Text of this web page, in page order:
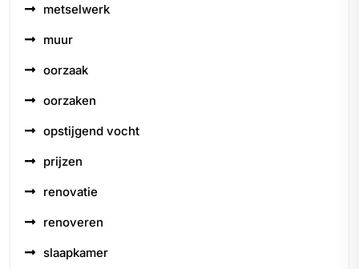
metselwerk
muur
oorzaak
oorzaken
opstijgend vocht
prijzen
renovatie
renoveren
slaapkamer